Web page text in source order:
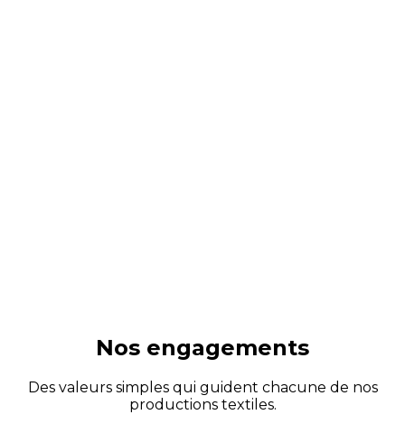
Nos engagements
Des valeurs simples qui guident chacune de nos
productions textiles.